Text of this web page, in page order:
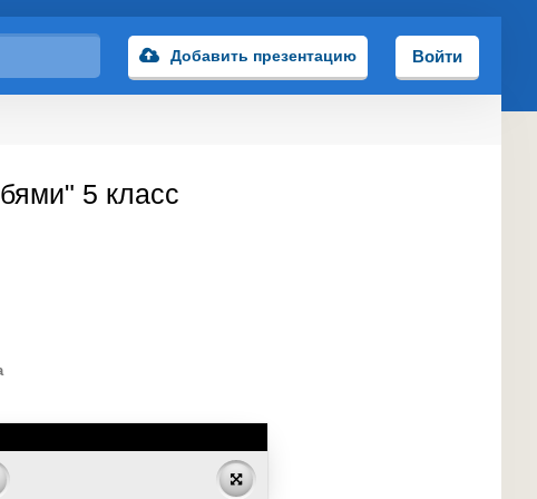
Добавить презентацию Войти
5 класс